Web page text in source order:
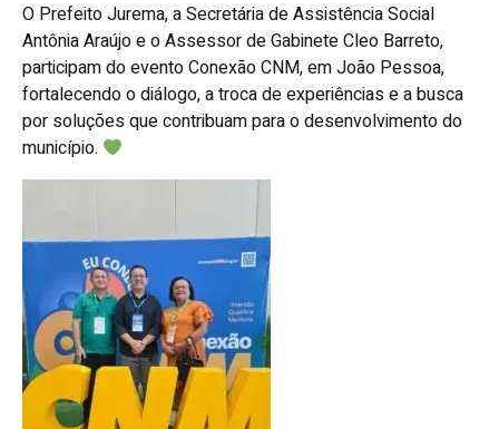
O Prefeito Jurema, a Secretária de Assistência Social
Antônia Araújo e o Assessor de Gabinete Cleo Barreto,
participam do evento Conexão CNM, em João Pessoa,
fortalecendo o diálogo, a troca de experiências e a busca
por soluções que contribuam para o desenvolvimento do
município.